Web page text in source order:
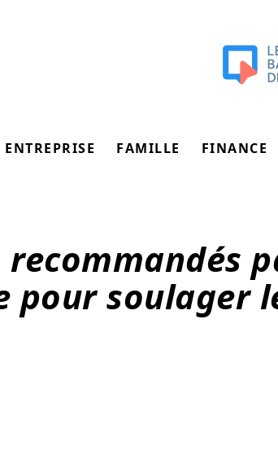
ENTREPRISE FAMILLE FINANCE
recommandés
pour soulager